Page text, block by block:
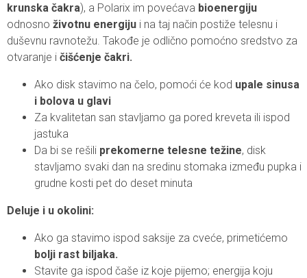
krunska čakra), a Polarix im povećava bioenergiju
odnosno životnu energiju i na taj način postiže telesnu i
duševnu ravnotežu. Takođe je odlično pomoćno sredstvo za
otvaranje i čišćenje čakri.
Ako disk stavimo na čelo, pomoći će kod upale sinusa
i bolova u glavi
Za kvalitetan san stavljamo ga pored kreveta ili ispod
jastuka
Da bi se rešili prekomerne telesne težine, disk
stavljamo svaki dan na sredinu stomaka između pupka i
grudne kosti pet do deset minuta
Deluje i u okolini:
Ako ga stavimo ispod saksije za cveće, primetićemo
bolji rast biljaka.
Stavite ga ispod čaše iz koje pijemo; energija koju